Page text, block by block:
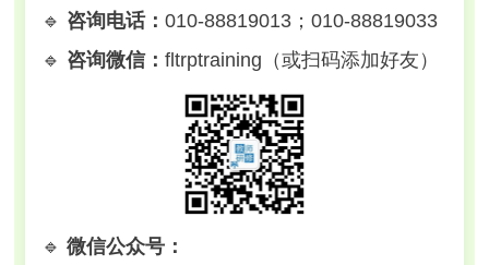
🔹 咨询电话：010-88819013；010-88819033
🔹 咨询微信：fltrptraining（或扫码添加好友）
🔹微信公众号：